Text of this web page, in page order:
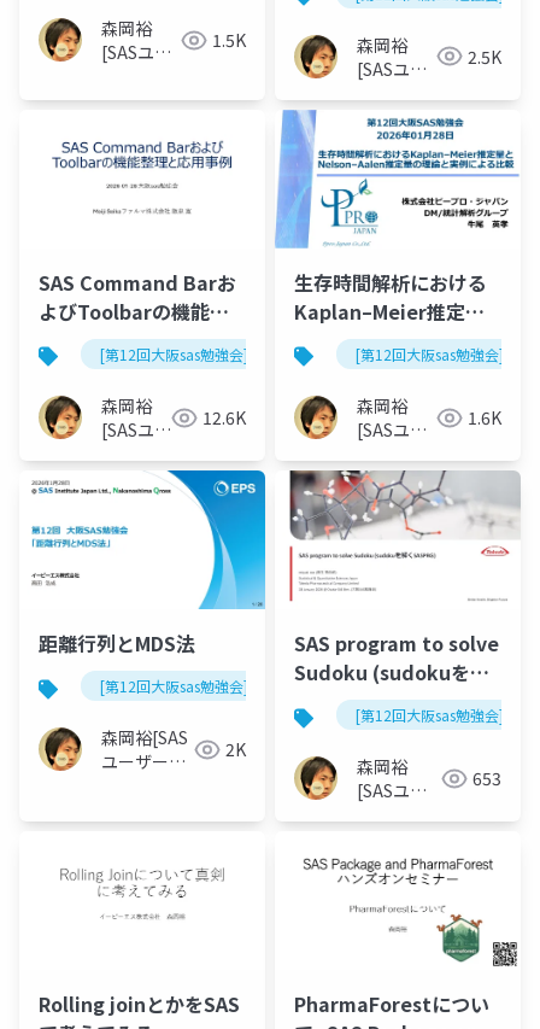
森岡裕
[SASユー
世話人]
1.5K
森岡裕
[SASユー
世話人]
2.5K
SAS Command Barお
よびToolbarの機能整
理と応用事例[第12回大阪sas勉強会]
森岡裕
[SASユー
世話人]
12.6K
生存時間解析における
Kaplan–Meier推定量
とNelson–Aalen推定量
の理論と実例による比
較
[第12回大阪sas勉強会]
森岡裕
[SASユー
世話人]
1.6K
距離行列とMDS法
[第12回大阪sas勉強会]
森岡裕[SAS
ユーザー総
2K
SAS program to solve
Sudoku (sudokuを解
くSASPRG)[第12回大阪sas勉強会]
森岡裕
[SASユー
653
Rolling joinとかをSAS
PharmaForestについ